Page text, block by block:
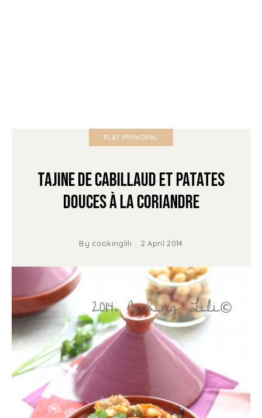
PLAT PRINCIPAL
Tajine de Cabillaud et Patates
douces à la Coriandre
By cookinglili 2 April 2014